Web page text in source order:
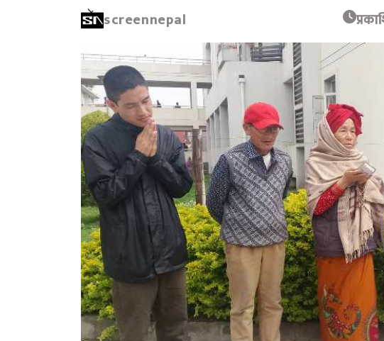
screennepal